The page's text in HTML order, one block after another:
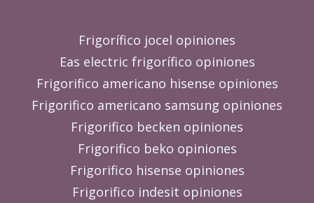
Frigorífico jocel opiniones
Eas electric frigorífico opiniones
Frigorifico americano hisense opiniones
Frigorifico americano samsung opiniones
Frigorifico becken opiniones
Frigorifico beko opiniones
Frigorifico hisense opiniones
Frigorifico indesit opiniones